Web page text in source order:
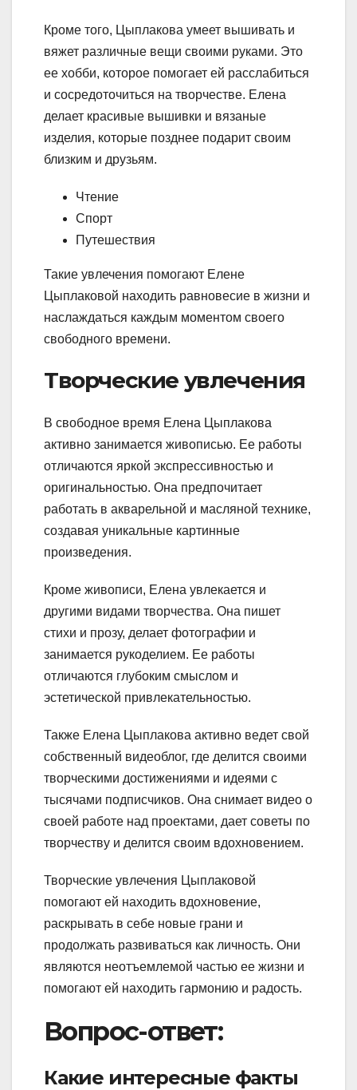
Кроме того, Цыплакова умеет вышивать и
вяжет различные вещи своими руками. Это
ее хобби, которое помогает ей расслабиться
и сосредоточиться на творчестве. Елена
делает красивые вышивки и вязаные
изделия, которые позднее подарит своим
близким и друзьям.
Чтение
Спорт
Путешествия
Такие увлечения помогают Елене
Цыплаковой находить равновесие в жизни и
наслаждаться каждым моментом своего
свободного времени.
Творческие увлечения
В свободное время Елена Цыплакова
активно занимается живописью. Ее работы
отличаются яркой экспрессивностью и
оригинальностью. Она предпочитает
работать в акварельной и масляной технике,
создавая уникальные картинные
произведения.
Кроме живописи, Елена увлекается и
другими видами творчества. Она пишет
стихи и прозу, делает фотографии и
занимается рукоделием. Ее работы
отличаются глубоким смыслом и
эстетической привлекательностью.
Также Елена Цыплакова активно ведет свой
собственный видеоблог, где делится своими
творческими достижениями и идеями с
тысячами подписчиков. Она снимает видео о
своей работе над проектами, дает советы по
творчеству и делится своим вдохновением.
Творческие увлечения Цыплаковой
помогают ей находить вдохновение,
раскрывать в себе новые грани и
продолжать развиваться как личность. Они
являются неотъемлемой частью ее жизни и
помогают ей находить гармонию и радость.
Вопрос-ответ:
Какие интересные факты